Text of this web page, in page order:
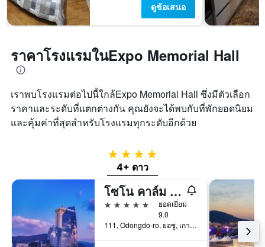
ดูข้อเสนอ
ราคาโรงแรมในExpo Memorial Hall
เราพบโรงแรมต่อไปนี้ใกล้Expo Memorial Hall ซึ่งมีตัวเลือก
ราคาและระดับที่แตกต่างกัน คุณยังจะได้พบกับที่พักยอดนิยม
และคุ้มค่าที่สุดสำหรับโรงแรมทุกระดับอีกด้วย
4 ดาว
4+ ดาว
โซโน คาล์ม ยอซู
5 ดาว
ยอดเยี่ยม
9.0
111, Odongdo-ro, ยอซู, เกาหลีใต้